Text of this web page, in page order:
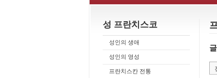
성 프란치스코
성인의 생애
성인의 영성
프란치스칸 전통